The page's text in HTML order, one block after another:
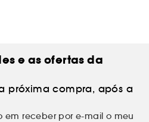
e as ofertas da
próxima compra, após a
em receber por e-mail o meu